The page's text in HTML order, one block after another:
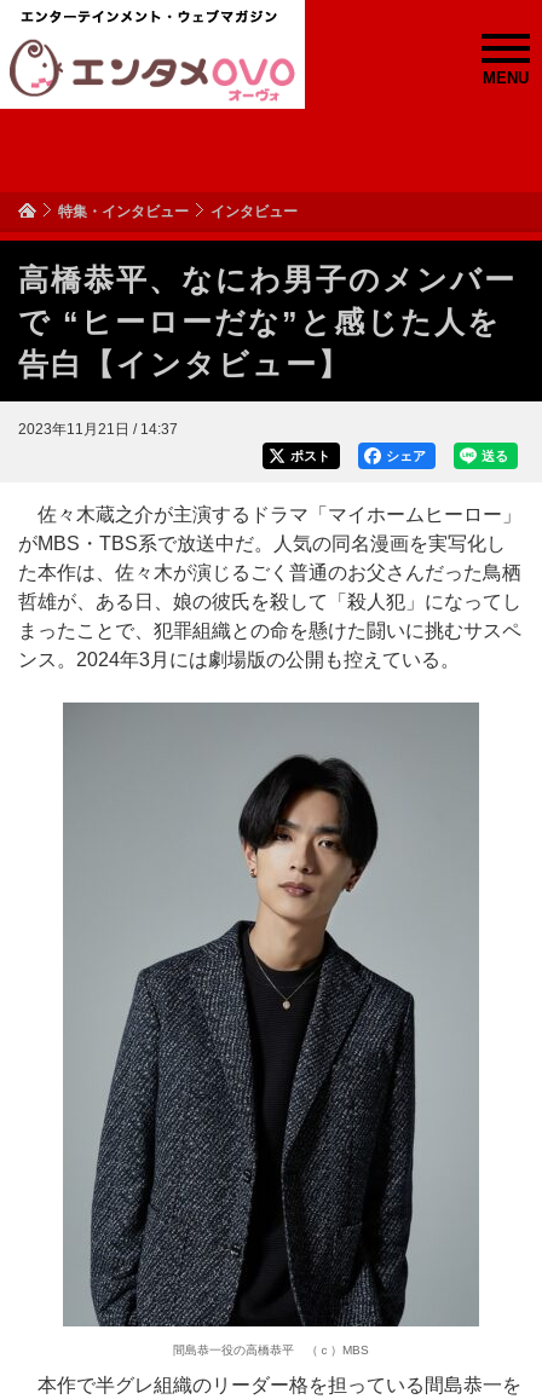
MENU
特集・インタビュー インタビュー
高橋恭平、なにわ男子のメンバー
で “ヒーローだな”と感じた人を
告白【インタビュー】
2023年11月21日 / 14:37
送る
シェア
ポスト
佐々木蔵之介が主演するドラマ「マイホームヒーロー」
がMBS・TBS系で放送中だ。人気の同名漫画を実写化し
た本作は、佐々木が演じるごく普通のお父さんだった鳥栖
哲雄が、ある日、娘の彼氏を殺して「殺人犯」になってし
まったことで、犯罪組織との命を懸けた闘いに挑むサスペ
ンス。2024年3月には劇場版の公開も控えている。
間島恭一役の高橋恭平 （ｃ）MBS
本作で半グレ組織のリーダー格を担っている間島恭一を